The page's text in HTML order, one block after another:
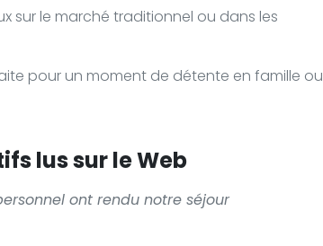
sur le marché traditionnel ou dans les
pour un moment de détente en famille ou
lus sur le Web
ont rendu notre séjour